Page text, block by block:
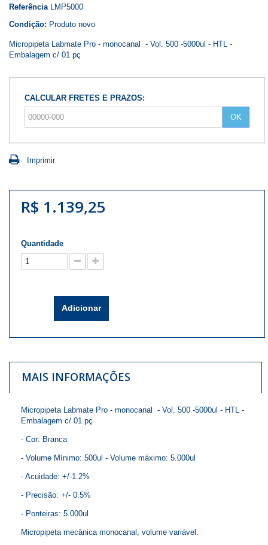
Referência LMP5000
Condição: Produto novo
Micropipeta Labmate Pro - monocanal - Vol. 500 -5000ul - HTL -
Embalagem c/ 01 pç
CALCULAR FRETES E PRAZOS:
OK
Imprimir
R$ 1.139,25
Quantidade
Adicionar
MAIS INFORMAÇÕES
Micropipeta Labmate Pro - monocanal - Vol. 500 -5000ul - HTL -
Embalagem c/ 01 pç
- Cor: Branca
- Volume Mínimo: 500ul - Volume máximo: 5.000ul
- Acuidade: +/-1.2%
- Precisão: +/- 0.5%
- Ponteiras: 5.000ul
Micropipeta mecânica monocanal, volume variável.